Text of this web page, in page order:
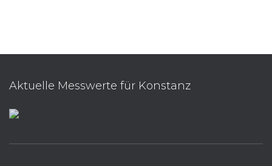
Aktuelle Messwerte für Konstanz